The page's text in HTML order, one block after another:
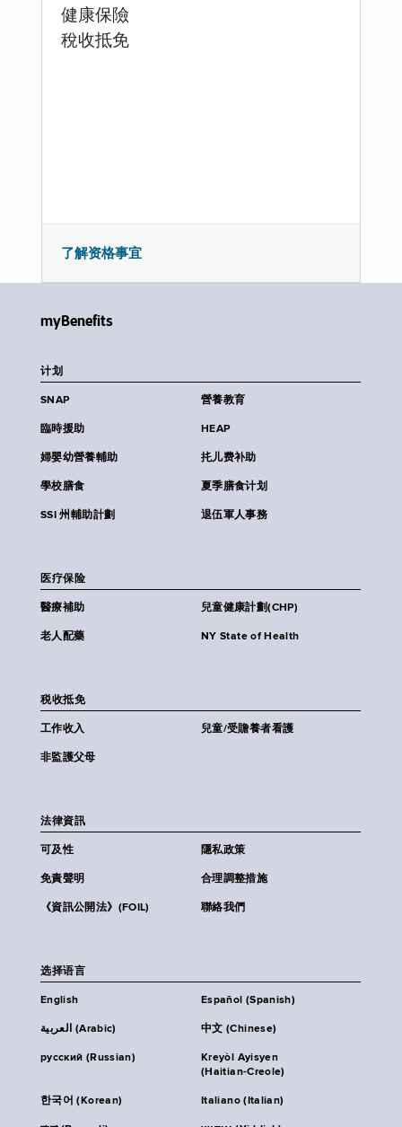
健康保險
稅收抵免
了解资格事宜
myBenefits
计划
SNAP 營養教育
臨時援助 HEAP
婦嬰幼營養輔助 扥儿费补助
學校膳食 夏季膳食计划
SSI 州輔助計劃 退伍軍人事務
医疗保险
醫療補助 兒童健康計劃(CHP)
老人配藥 NY State of Health
税收抵免
工作收入 兒童/受贍養者看護
非監護父母
法律資訊
可及性 隱私政策
免責聲明 合理調整措施
《資訊公開法》(FOIL) 聯絡我們
选择语言
English Español (Spanish)
العربية (Arabic) 中文 (Chinese)
русский (Russian)
Kreyòl Ayisyen
(Haitian-Creole)
한국어 (Korean) Italiano (Italian)